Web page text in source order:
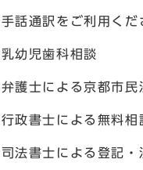
通訳をご利用くだ
児歯科相談
士による京都市民
書士による無料相
書士による登記・